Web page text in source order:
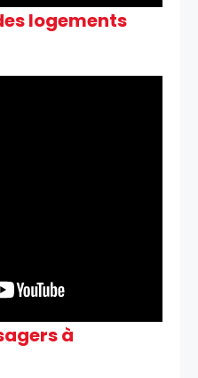
logements
à